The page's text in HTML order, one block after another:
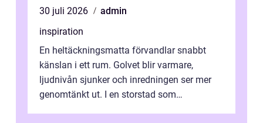
30 juli 2026
admin
inspiration
En heltäckningsmatta förvandlar snabbt
känslan i ett rum. Golvet blir varmare,
ljudnivån sjunker och inredningen ser mer
genomtänkt ut. I en storstad som